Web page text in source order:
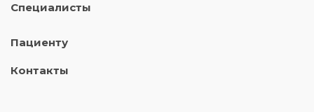
Специалисты
Пациенту
Контакты